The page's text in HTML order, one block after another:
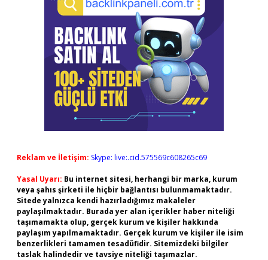
Reklam ve İletişim: Skype: live:.cid.575569c608265c69
Yasal Uyarı: Bu internet sitesi, herhangi bir marka, kurum
veya şahıs şirketi ile hiçbir bağlantısı bulunmamaktadır.
Sitede yalnızca kendi hazırladığımız makaleler
paylaşılmaktadır. Burada yer alan içerikler haber niteliği
taşımamakta olup, gerçek kurum ve kişiler hakkında
paylaşım yapılmamaktadır. Gerçek kurum ve kişiler ile isim
benzerlikleri tamamen tesadüfidir. Sitemizdeki bilgiler
taslak halindedir ve tavsiye niteliği taşımazlar.